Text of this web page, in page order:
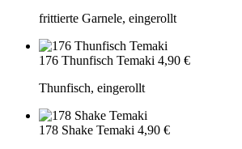
frittierte Garnele, eingerollt
176 Thunfisch Temaki 4,90 €
Thunfisch, eingerollt
178 Shake Temaki 4,90 €